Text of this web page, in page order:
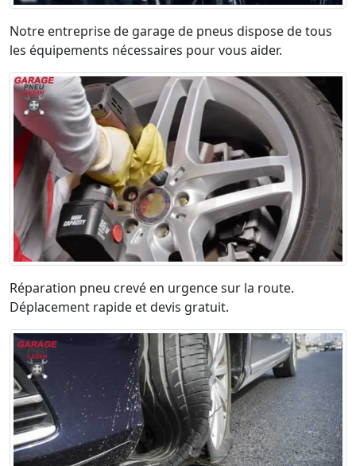
Notre entreprise de garage de pneus dispose de tous
les équipements nécessaires pour vous aider.
Réparation pneu crevé en urgence sur la route.
Déplacement rapide et devis gratuit.